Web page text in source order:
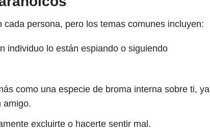
persona, pero los temas comunes incluyen:
individuo lo están espiando o siguiendo
como una especie de broma interna sobre ti, ya
amigo.
excluirte o hacerte sentir mal.